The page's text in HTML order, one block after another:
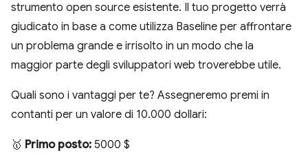
strumento open source esistente. Il tuo progetto verrà
giudicato in base a come utilizza Baseline per affrontare
un problema grande e irrisolto in un modo che la
maggior parte degli sviluppatori web troverebbe utile.
Quali sono i vantaggi per te? Assegneremo premi in
contanti per un valore di 10.000 dollari:
🥇 Primo posto: 5000 $